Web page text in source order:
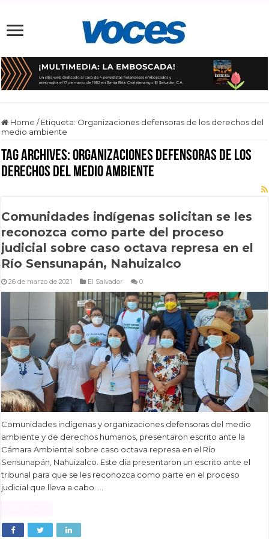
Home / Etiqueta: Organizaciones defensoras de los derechos del
medio ambiente
Tag Archives:Organizaciones defensoras de los
derechos del medio ambiente
Comunidades indígenas solicitan se les
reconozca como parte del proceso
judicial sobre caso octava represa en el
Río Sensunapán, Nahuizalco
26 de marzo de 2021 El Salvador 0
Comunidades indígenas y organizaciones defensoras del medio
ambiente y de derechos humanos, presentaron escrito ante la
Cámara Ambiental sobre caso octava represa en el Río
Sensunapán, Nahuizalco. Este día presentaron un escrito ante el
tribunal para que se les reconozca como parte en el proceso
judicial que lleva a cabo. …